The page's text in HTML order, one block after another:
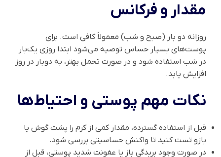
مقدار و فرکانس
روزانه دو بار (صبح و شب) معمولاً کافی است. برای
پوست‌های بسیار حساس توصیه می‌شود ابتدا روزی یک‌بار
در شب استفاده شود و در صورت تحمل بهتر، به دوبار در روز
افزایش یابد.
نکات مهم پوستی و احتیاط‌ها
قبل از استفاده گسترده، مقدار کمی از کرم را پشت گوش یا
بازو تست کنید تا واکنش حساسیتی بررسی شود.
در صورت وجود بریدگی باز یا عفونت شدید پوستی، قبل از